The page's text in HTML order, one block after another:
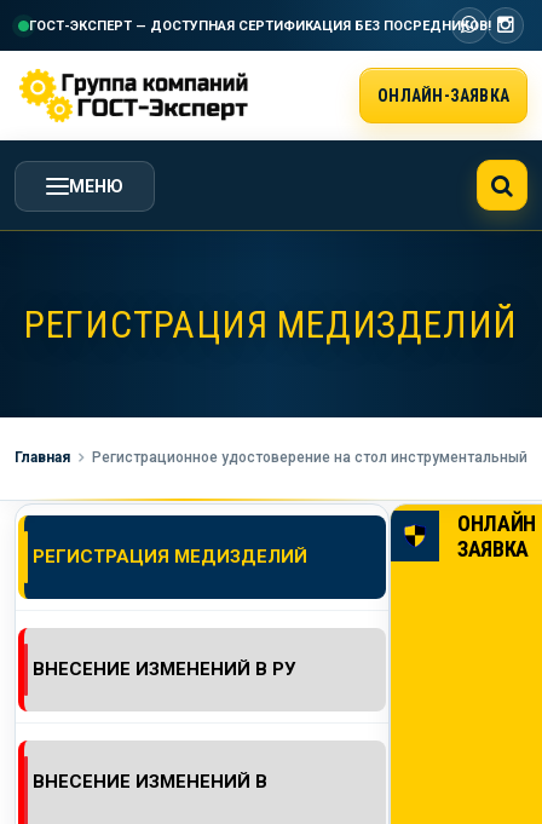
ГОСТ-ЭКСПЕРТ — ДОСТУПНАЯ СЕРТИФИКАЦИЯ БЕЗ ПОСРЕДНИКОВ!
ОНЛАЙН-ЗАЯВКА
МЕНЮ
УСЛУГИ ГК ГОСТ-ЭКСПЕРТ
СТОИМОСТЬ РАБОТ
НАША КОМПАНИЯ
КОНТАКТЫ
РЕГИСТРАЦИЯ МЕДИЗДЕЛИЙ
Главная Регистрационное удостоверение на стол инструментальный
РЕГИСТРАЦИЯ МЕДИЗДЕЛИЙ
ВНЕСЕНИЕ ИЗМЕНЕНИЙ В РУ
ВНЕСЕНИЕ ИЗМЕНЕНИЙ В
ОНЛАЙН
ЗАЯВКА